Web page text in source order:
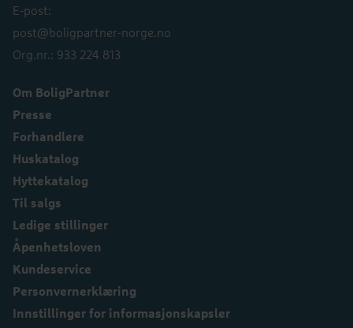
E-post:
post@boligpartner-norge.no
Org.nr.: 933 224 813
Om BoligPartner
Presse
Forhandlere
Huskatalog
Hyttekatalog
Til salgs
Ledige stillinger
Åpenhetsloven
Kundeservice
Personvernerklæring
Innstillinger for informasjonskapsler